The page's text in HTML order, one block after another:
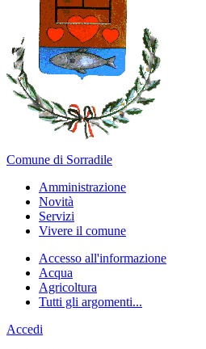
Comune di Sorradile
Amministrazione
Novità
Servizi
Vivere il comune
Accesso all'informazione
Acqua
Agricoltura
Tutti gli argomenti...
Accedi